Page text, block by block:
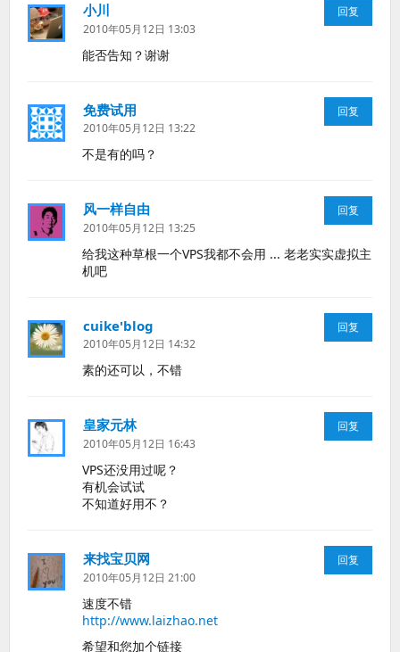
小川
道：
2010年05月12日 13:03
能否告知？谢谢
回复
免费试用
道：
2010年05月12日 13:22
不是有的吗？
回复
风一样自由
道：
2010年05月12日 13:25
给我这种草根一个VPS我都不会用 ... 老老实实虚拟主
机吧
回复
cuike'blog
道：
2010年05月12日 14:32
素的还可以，不错
回复
皇家元林说
道：
2010年05月12日 16:43
VPS还没用过呢？
有机会试试
不知道好用不？
回复
来找宝贝网
道：
2010年05月12日 21:00
速度不错
http://www.laizhao.net
希望和您加个链接
回复